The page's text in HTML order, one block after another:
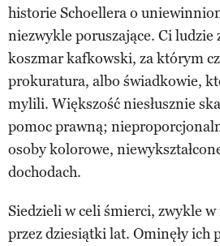
historie Schoellera o
niezwykle poruszające. Ci ludzie
koszmar kafkowski, za którym
prokuratura, albo świadkowie,
mylili. Większość niesłusznie
pomoc prawną;
osoby kolorowe,
dochodach.
Siedzieli w celi śmierci, zwykle w
przez dziesiątki lat. Ominęły ich